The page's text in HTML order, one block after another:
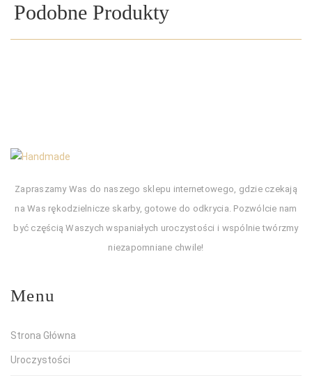
Podobne Produkty
Zapraszamy Was do naszego sklepu internetowego, gdzie czekają
na Was rękodzielnicze skarby, gotowe do odkrycia. Pozwólcie nam
być częścią Waszych wspaniałych uroczystości i wspólnie twórzmy
niezapomniane chwile!
Menu
Strona Główna
Uroczystości